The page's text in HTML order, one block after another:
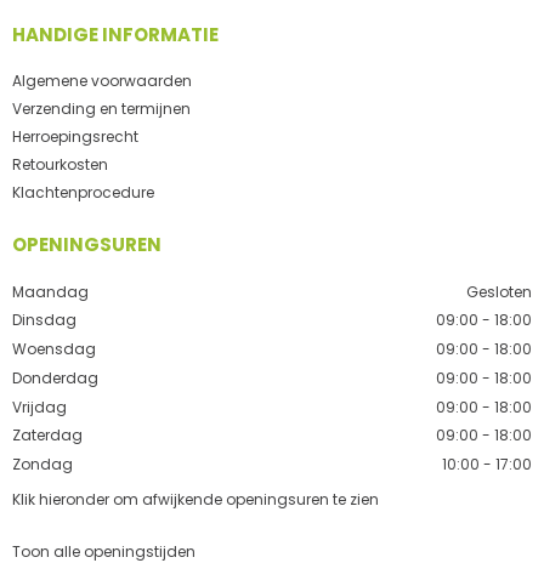
HANDIGE INFORMATIE
Algemene voorwaarden
Verzending en termijnen
Herroepingsrecht
Retourkosten
Klachtenprocedure
OPENINGSUREN
Maandag
Gesloten
Dinsdag
09:00 - 18:00
Woensdag
09:00 - 18:00
Donderdag
09:00 - 18:00
Vrijdag
09:00 - 18:00
Zaterdag
09:00 - 18:00
Zondag
10:00 - 17:00
Klik hieronder om afwijkende openingsuren te zien
Toon alle openingstijden